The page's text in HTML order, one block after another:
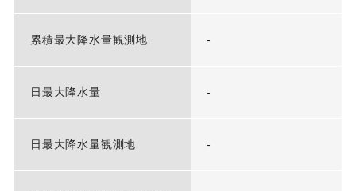
累積最大降水量観測地 -
日最大降水量 -
日最大降水量観測地 -